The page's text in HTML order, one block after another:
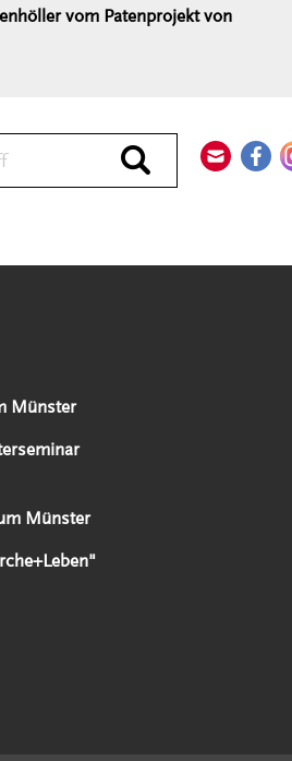
Durchsuchen
vom Patenprojekt von
Münster
Münster